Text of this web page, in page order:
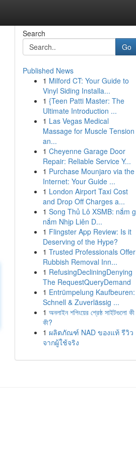
Search
Go
Published News
1 Milford CT: Your Guide to
Vinyl Siding Installa...
1 {Teen Patti Master: The
Ultimate Introduction ...
1 Las Vegas Medical
Massage for Muscle Tension
an...
1 Cheyenne Garage Door
Repair: Reliable Service Y...
1 Purchase Mounjaro via the
Internet: Your Guide ...
1 London Airport Taxi Cost
and Drop Off Charges a...
1 Song Thủ Lô XSMB: nắm g
nắm Nhịp Liên D...
1 Flingster App Review: Is it
Deserving of the Hype?
1 Trusted Professionals Offer
Rubbish Removal Inn...
1 RefusingDecliningDenying
The RequestQueryDemand
1 Entrümpelung Kaufbeuren:
Schnell & Zuverlässig ...
1 অনলাইন শপিংয়ের শ্রেষ্ঠ সাইটগুলো কী
কী?
1 ผลิตภัณฑ์ NAD ของแท้ รีวิว
จากผู้ใช้จริง